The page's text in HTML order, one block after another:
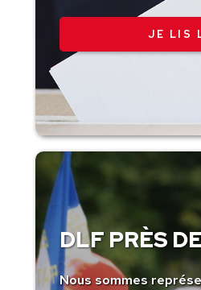
JE LIS
DLF PRÈS
Nous sommes